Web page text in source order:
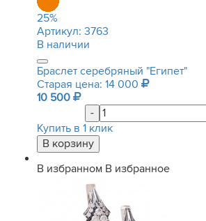
25%
Артикул: 3763
В наличии
Браслет серебряный "Египет"
Старая цена: 14 000
10 500
-
Купить в 1 клик
В избранном В избранное